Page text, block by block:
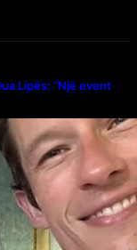
Lipës: “Një event